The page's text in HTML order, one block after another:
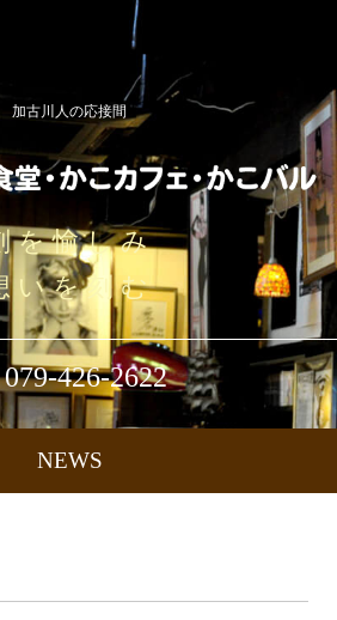
加古川人の応接間
を愉しみ
いを刻む
426-2622
NEWS